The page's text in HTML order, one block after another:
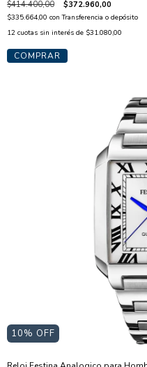
$414.400,00 $372.960,00
$335.664,00 con Transferencia o depósito
12 cuotas sin interés de $31.080,00
10% OFF